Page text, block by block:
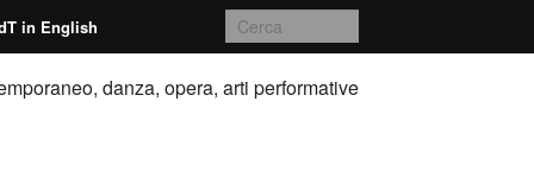
in English
danza, opera, arti performative